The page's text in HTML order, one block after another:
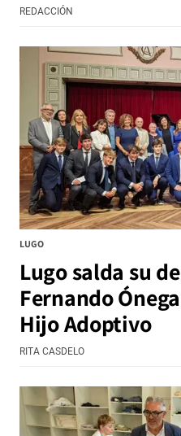
REDACCIÓN
LUGO
Lugo salda su
Fernando
Hijo Adoptivo
RITA CASDELO